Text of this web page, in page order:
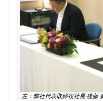
左：弊社代表取締役社長 後藤